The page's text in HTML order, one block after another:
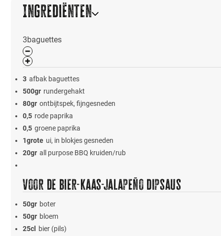
Ingrediënten
3baguettes
3 afbak baguettes
500gr rundergehakt
80gr ontbijtspek, fijngesneden
0,5 rode paprika
0,5 groene paprika
1grote ui, in blokjes gesneden
20gr all purpose BBQ kruiden/rub
Voor de bier-kaas-jalapeño dipsaus
50gr boter
50gr bloem
25cl bier (pils)